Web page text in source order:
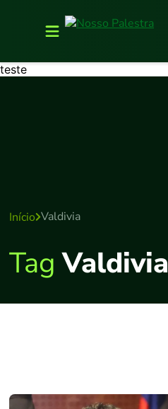
teste
Início Valdivia
TagValdivia